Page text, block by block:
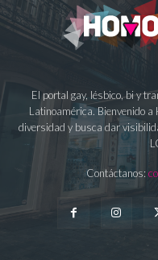
El portal gay, lésbico, bi y
Latinoamérica. Bienvenido
diversidad y busca dar
Contáctanos: